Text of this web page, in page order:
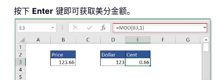
按下 Enter 键即可获取美分金额。